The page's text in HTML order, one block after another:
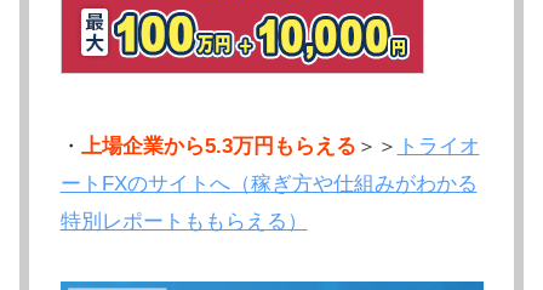
・ 上場企業から5.3万円もらえる ＞＞ トライオ
ートFXのサイトへ（稼ぎ方や仕組みがわかる
特別レポートももらえる）